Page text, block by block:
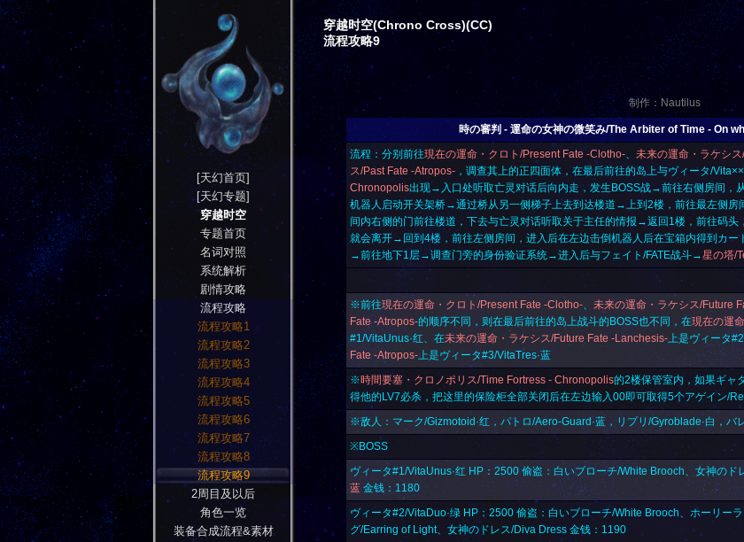
穿越时空(Chrono Cross)(CC)
流程攻略9
制作：Nautilus
時の審判 - 運命の女神の微笑み/The Arbiter of Time - On
流程：分别前往現在の運命・クロト/Present Fate -Clotho-、未来の運命・ラケシ
ス/Past Fate -Atropos-，调查其上的正四面体，在最后前往的岛上与ヴィータ/
Chronopolis出现→入口处听取亡灵对话后向内走，发生BOSS战→前往右侧房间，
机器人启动开关架桥→通过桥从另一侧梯子上去到达楼道→上到2楼，前往最左侧
间内右侧的门前往楼道，下去与亡灵对话听取关于主任的情报→返回1楼，前往码
就会离开→回到4楼，前往左侧房间，进入后在左边击倒机器人后在宝箱内得到 カー
→前往地下1层→调查门旁的身份验证系统→进入后与フェイト/FATE战斗→星の塔/
※前往現在の運命・クロト/Present Fate -Clotho-、 未来の運命・ラケシス/Future
Fate -Atropos-的顺序不同，则在最后前往的岛上战斗的BOSS也不同，在現在の運
#1/VitaUnus·红、在未来の運命・ラケシス/Future Fate -Lanchesis-上是ヴィータ
Fate -Atropos-上是ヴィータ#3/VitaTres·蓝
※時間要塞・クロノポリス/Time Fortress - Chronopolis的2楼保管室内，如果ギャ
得他的LV7必杀，把这里的保险柜全部关闭后在左边输入00即可取得5个アゲイン/
※敌人：マーク/Gizmotoid·红，パトロ/Aero-Guard·蓝，リプリ/Gyroblade·白，バ
※BOSS
ヴィータ#1/VitaUnus·红 HP：2500 偷盗：白いブローチ/White Brooch、女神のド
蓝金钱：1180
ヴィータ#2/VitaDuo·绿 HP：2500 偷盗：白いブローチ/White Brooch、ホーリー
グ/Earring of Light、女神のドレス/Diva Dress 金钱：1190
[天幻首页]
[天幻专题]
穿越时空
专题首页
名词对照
系统解析
剧情攻略
流程攻略
流程攻略1
流程攻略2
流程攻略3
流程攻略4
流程攻略5
流程攻略6
流程攻略7
流程攻略8
流程攻略9
2周目及以后
角色一览
装备合成流程&素材